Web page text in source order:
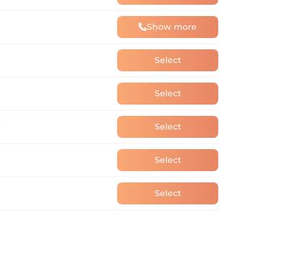
Show more
Select
Select
Select
Select
Select